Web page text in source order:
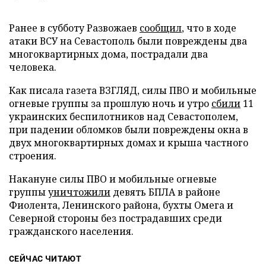
Ранее в субботу Развожаев сообщил, что в ходе
атаки ВСУ на Севастополь были повреждены два
многоквартирных дома, пострадали два
человека.
Как писала газета ВЗГЛЯД, силы ПВО и мобильные
огневые группы за прошлую ночь и утро сбили 11
украинских беспилотников над Севастополем,
при падении обломков были повреждены окна в
двух многоквартирных домах и крыша частного
строения.
Накануне силы ПВО и мобильные огневые
группыуничтожили девять БПЛА в районе
Фиолента, Ленинского района, бухты Омега и
Северной стороны без пострадавших среди
гражданского населения.
СЕЙЧАС ЧИТАЮТ